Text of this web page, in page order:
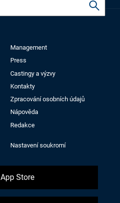
Management
Press
Castingy a výzvy
Kontakty
Zpracování osobních údajů
Nápověda
Redakce
Nastavení soukromí
App Store